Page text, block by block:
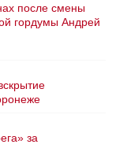
после смены
гордумы Андрей
за